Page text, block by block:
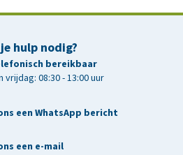
hulp nodig?
bereikbaar
vrijdag: 08:30 - 13:00 uur
een WhatsApp bericht
een e-mail